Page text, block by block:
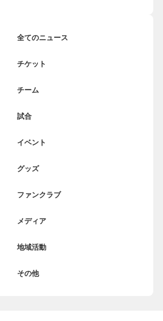
全てのニュース
チケット
チーム
試合
イベント
グッズ
ファンクラブ
メディア
地域活動
その他